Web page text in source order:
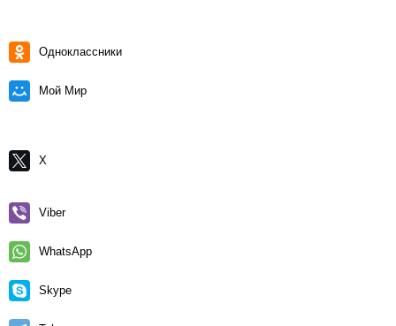
Одноклассники
Мой Мир
X
Viber
WhatsApp
Skype